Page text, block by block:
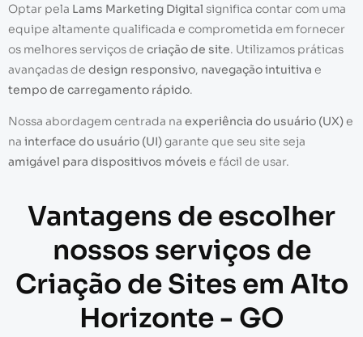
Optar pela Lams Marketing Digital significa contar com uma
equipe altamente qualificada e comprometida em fornecer
os melhores serviços de criação de site. Utilizamos práticas
avançadas de design responsivo, navegação intuitiva e
tempo de carregamento rápido.
Nossa abordagem centrada na experiência do usuário (UX)e
na interface do usuário (UI)garante que seu site seja
amigável para dispositivos móveis e fácil de usar.
Vantagens de escolher
nossos serviços de
Criação de Sites em Alto
Horizonte - GO